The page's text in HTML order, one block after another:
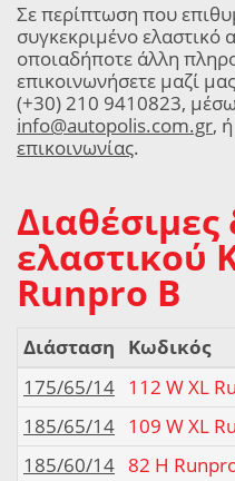
Σε περίπτωση που
συγκεκριμένο ελαστικό
οποιαδήποτε άλλη
επικοινωνήσετε μαζί
(+30) 210 9410823,
info@autopolis.com.gr,
επικοινωνίας.
Διαθέσιμες
ελαστικού
Runpro B
Διάσταση Κωδικός
175/65/14 112 W XL
185/65/14 109 W XL
185/60/14 82 H